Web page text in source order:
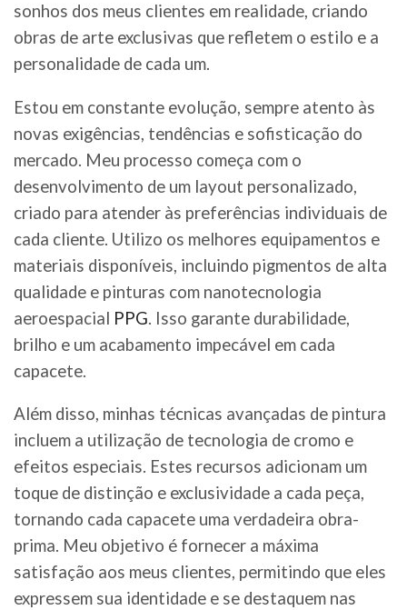
sonhos dos meus clientes em realidade, criando
obras de arte exclusivas que refletem o estilo e a
personalidade de cada um.
Estou em constante evolução, sempre atento às
novas exigências, tendências e sofisticação do
mercado. Meu processo começa com o
desenvolvimento de um layout personalizado,
criado para atender às preferências individuais de
cada cliente. Utilizo os melhores equipamentos e
materiais disponíveis, incluindo pigmentos de alta
qualidade e pinturas com nanotecnologia
aeroespacial PPG. Isso garante durabilidade,
brilho e um acabamento impecável em cada
capacete.
Além disso, minhas técnicas avançadas de pintura
incluem a utilização de tecnologia de cromo e
efeitos especiais. Estes recursos adicionam um
toque de distinção e exclusividade a cada peça,
tornando cada capacete uma verdadeira obra-
prima. Meu objetivo é fornecer a máxima
satisfação aos meus clientes, permitindo que eles
expressem sua identidade e se destaquem nas